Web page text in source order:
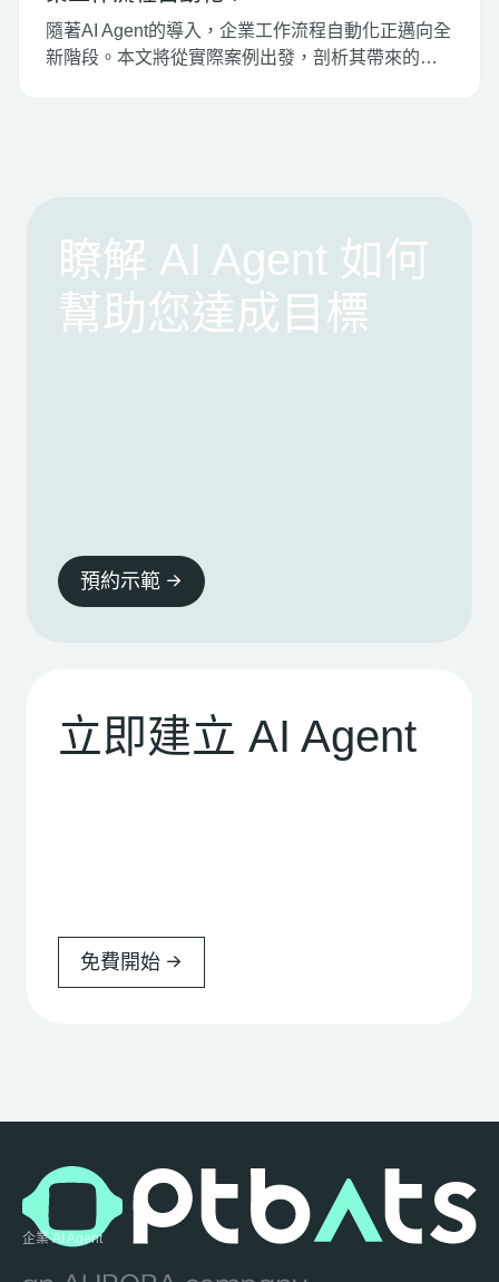
隨著AI Agent的導入，企業工作流程自動化正邁向全
新階段。本文將從實際案例出發，剖析其帶來的營
瞭解 AI Agent 如何
幫助您達成目標
預約示範
立即建立 AI Agent
免費開始
企業 AI Agent